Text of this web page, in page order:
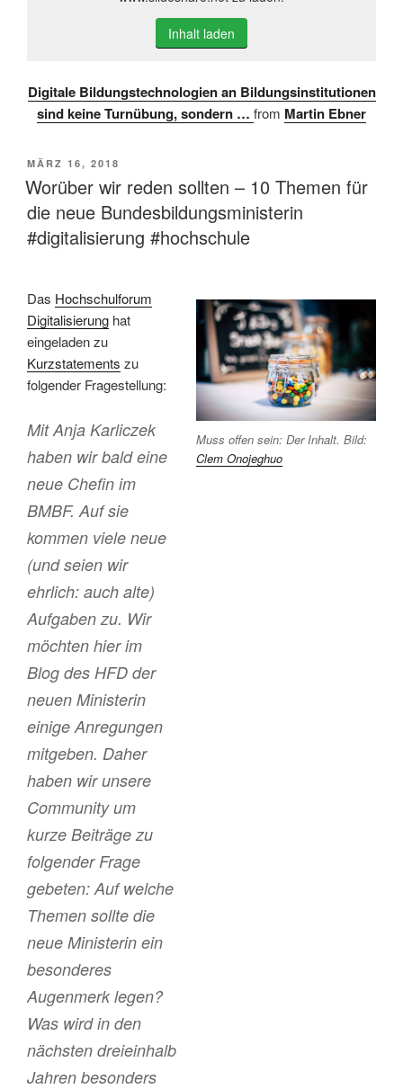
Inhalt laden
Digitale Bildungstechnologien an Bildungsinstitutionen
sind keine Turnübung, sondern … from Martin Ebner
VERÖFFENTLICHT
AM
MÄRZ 16, 2018
Worüber wir reden sollten – 10 Themen für
die neue Bundesbildungsministerin
#digitalisierung #hochschule
Muss offen sein: Der Inhalt. Bild:
Clem Onojeghuo
Das Hochschulforum
Digitalisierung hat
eingeladen zu
Kurzstatements zu
folgender Fragestellung:
Mit Anja Karliczek
haben wir bald eine
neue Chefin im
BMBF. Auf sie
kommen viele neue
(und seien wir
ehrlich: auch alte)
Aufgaben zu. Wir
möchten hier im
Blog des HFD der
neuen Ministerin
einige Anregungen
mitgeben. Daher
haben wir unsere
Community um
kurze Beiträge zu
folgender Frage
gebeten: Auf welche
Themen sollte die
neue Ministerin ein
besonderes
Augenmerk legen?
Was wird in den
nächsten dreieinhalb
Jahren besonders